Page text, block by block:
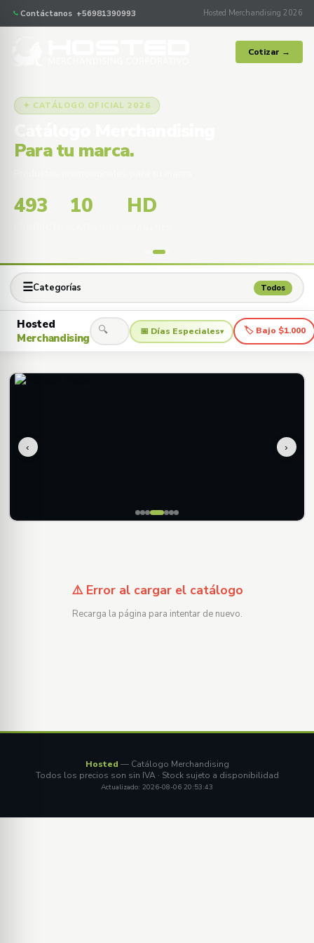
Contáctanos +56981390993 Hosted Merchandising 2026
Cotizar →
✦ CATÁLOGO OFICIAL 2026
Para tu marca.
493 10 HD
☰Categorías Todos
Hosted
Merchandising
🔍 📅 Días Especiales▾ 🏷 Bajo $1.000
‹ ›
⚠️ Error al cargar el catálogo
Recarga la página para intentar de nuevo.
Hosted — Catálogo Merchandising
Todos los precios son sin IVA · Stock sujeto a disponibilidad
Actualizado: 2026-08-06 20:53:43